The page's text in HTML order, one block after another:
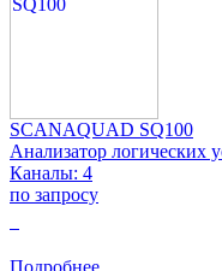
SCANAQUAD SQ100
Анализатор логических
Каналы: 4
по запросу
Подробнее